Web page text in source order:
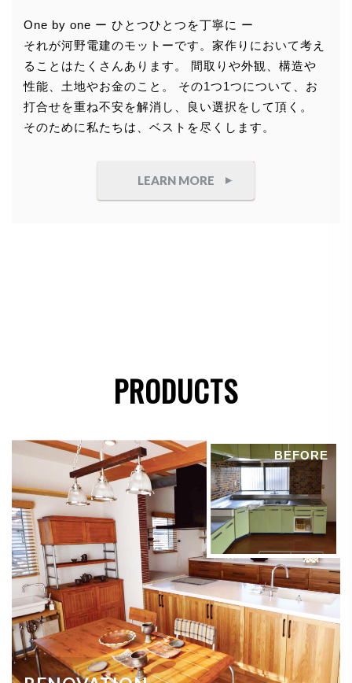
One by one ー ひとつひとつを丁寧に ー
それが河野電建のモットーです。家作りにおいて考え
ることはたくさんあります。 間取りや外観、構造や
性能、土地やお金のこと。 その1つ1つについて、お
打合せを重ね不安を解消し、良い選択をして頂く。
そのために私たちは、ベストを尽くします。
LEARN MORE
PRODUCTS
BEFORE
お客さまからお預かりした個人情報は、当社からのご
連絡や業務のご案内やご質問に対する回答として、電
子メールや資料のご送付に利用いたします。
個人情報の安全対策
当社は、個人情報の正確性及び安全性確保のために、
セキュリティに万全の対策を講じています。
ご本人の照会
お客さまがご本人の個人情報の照会・修正・削除など
をご希望される場合には、ご本人であることを確認の
上、対応させていただきます。